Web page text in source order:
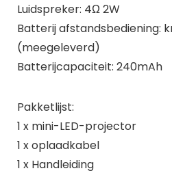
Luidspreker: 4Ω 2W
Batterij afstandsbediening:
(meegeleverd)
Batterijcapaciteit: 240mAh
Pakketlijst:
1 x mini-LED-projector
1 x oplaadkabel
1 x Handleiding